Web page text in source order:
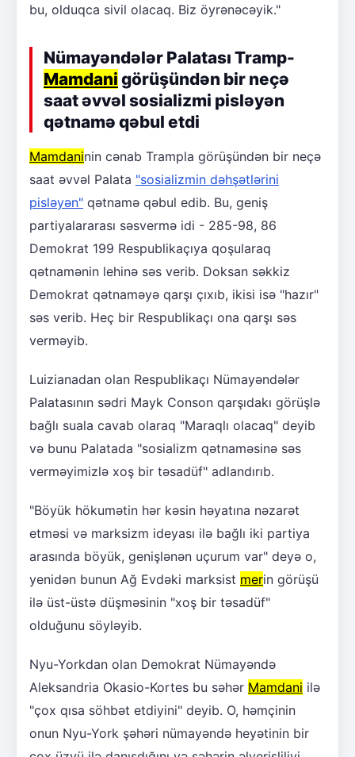
bu, olduqca sivil olacaq. Biz öyrənəcəyik."
Nümayəndələr Palatası Tramp-
Mamdani görüşündən bir neçə
saat əvvəl sosializmi pisləyən
qətnamə qəbul etdi
Mamdaninin cənab Trampla görüşündən bir neçə
saat əvvəl Palata "sosializmin dəhşətlərini
pisləyən" qətnamə qəbul edib. Bu, geniş
partiyalararası səsvermə idi - 285-98, 86
Demokrat 199 Respublikaçıya qoşularaq
qətnamənin lehinə səs verib. Doksan səkkiz
Demokrat qətnaməyə qarşı çıxıb, ikisi isə "hazır"
səs verib. Heç bir Respublikaçı ona qarşı səs
verməyib.
Luizianadan olan Respublikaçı Nümayəndələr
Palatasının sədri Mayk Conson qarşıdakı görüşlə
bağlı suala cavab olaraq "Maraqlı olacaq" deyib
və bunu Palatada "sosializm qətnaməsinə səs
verməyimizlə xoş bir təsadüf" adlandırıb.
"Böyük hökumətin hər kəsin həyatına nəzarət
etməsi və marksizm ideyası ilə bağlı iki partiya
arasında böyük, genişlənən uçurum var" deyə o,
yenidən bunun Ağ Evdəki marksist merin görüşü
ilə üst-üstə düşməsinin "xoş bir təsadüf"
olduğunu söyləyib.
Nyu-Yorkdan olan Demokrat Nümayəndə
Aleksandria Okasio-Kortes bu səhər Mamdani ilə
"çox qısa söhbət etdiyini" deyib. O, həmçinin
onun Nyu-York şəhəri nümayəndə heyətinin bir